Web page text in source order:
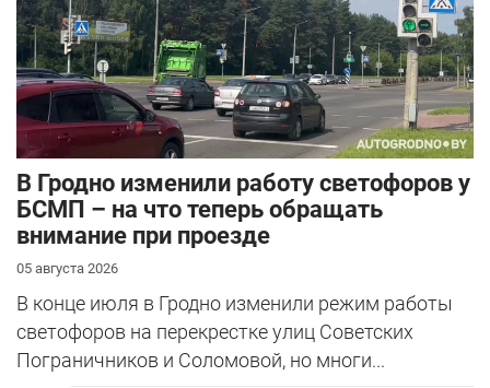
В Гродно изменили работу светофоров у
БСМП – на что теперь обращать
внимание при проезде
05 августа 2026
В конце июля в Гродно изменили режим работы
светофоров на перекрестке улиц Советских
Пограничников и Соломовой, но многи...